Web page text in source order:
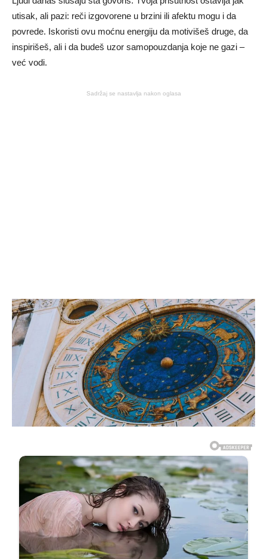
utisak, ali pazi: reči izgovorene u brzini ili afektu mogu i da
povrede. Iskoristi ovu moćnu energiju da motivišeš druge, da
inspirišeš, ali i da budeš uzor samopouzdanja koje ne gazi –
već vodi.
Sadržaj se nastavlja nakon oglasa